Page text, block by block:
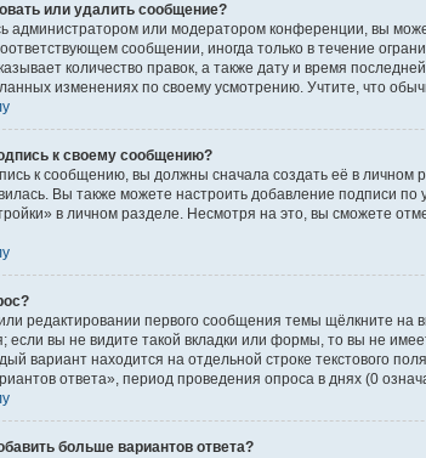
или удалить сообщение?
администратором или модератором конференции, вы
сообщении, иногда только в течение
количество правок, а также дату и время
изменениях по своему усмотрению. Учтите, что
к своему сообщению?
к сообщению, вы должны сначала создать её в личном
Вы также можете настроить добавление подписи
в личном разделе. Несмотря на это, вы сможете
редактировании первого сообщения темы щёлкните на
если вы не видите такой вкладки или формы, то вы не
вариант находится на отдельной строке текстового
ответа», период проведения опроса в днях (0
больше вариантов ответа?